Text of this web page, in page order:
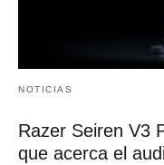
NOTICIAS
Razer Seiren V3
que acerca el